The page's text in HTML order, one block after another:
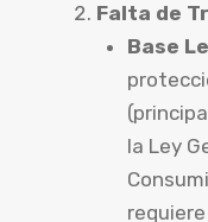
Falta de
Base
la Ley